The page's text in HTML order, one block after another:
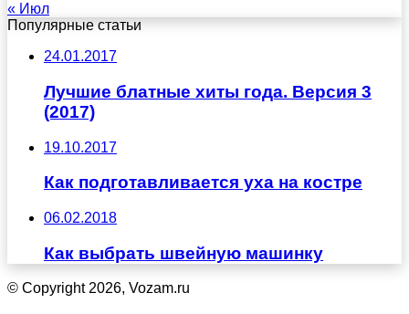
« Июл
Популярные статьи
24.01.2017
Лучшие блатные хиты года. Версия 3
(2017)
19.10.2017
Как подготавливается уха на костре
06.02.2018
Как выбрать швейную машинку
© Copyright 2026, Vozam.ru